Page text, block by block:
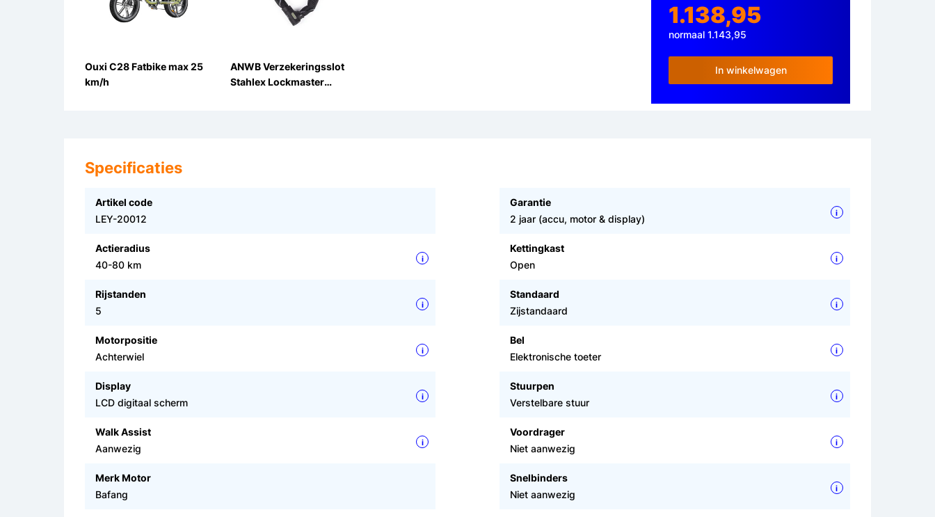
Ouxi C28 Fatbike max 25
km/h
ANWB Verzekeringsslot
Stahlex Lockmaster
1.138,95
normaal 1.143,95
In winkelwagen
Specificaties
Artikel code
LEY-20012
Actieradius
40-80 km
i
Rijstanden
5
i
Motorpositie
Achterwiel
i
Display
LCD digitaal scherm
i
Walk Assist
Aanwezig
i
Merk Motor
Bafang
Garantie
2 jaar (accu, motor & display)
i
Kettingkast
Open
i
Standaard
Zijstandaard
i
Bel
Elektronische toeter
i
Stuurpen
Verstelbare stuur
i
Voordrager
Niet aanwezig
i
Snelbinders
Niet aanwezig
i